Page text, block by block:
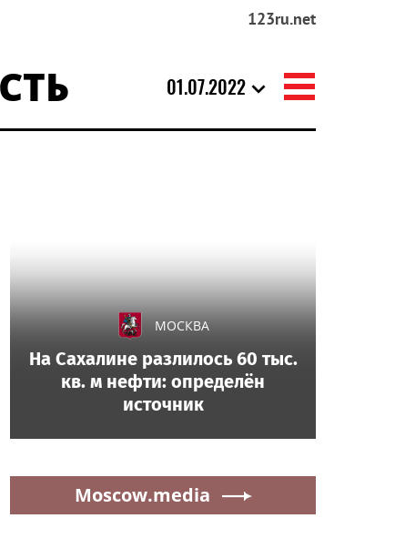
123ru.net
01.07.2022
МОСКВА
На Сахалине разлилось 60 тыс.
кв. м нефти: определён
источник
Moscow.media